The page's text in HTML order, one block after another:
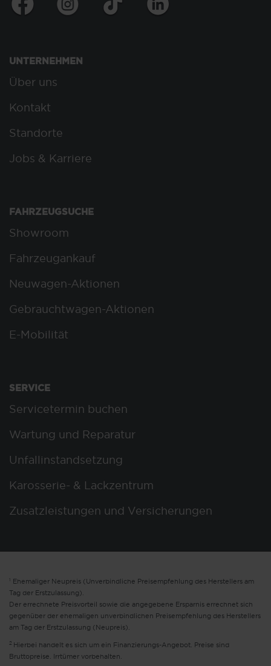
UNTERNEHMEN
Über uns
Kontakt
Standorte
Jobs & Karriere
FAHRZEUGSUCHE
Showroom
Fahrzeugankauf
Neuwagen-Aktionen
Gebrauchtwagen-Aktionen
E-Mobilität
SERVICE
Servicetermin buchen
Wartung und Reparatur
Unfallinstandsetzung
Karosserie- & Lackzentrum
Zusatzleistungen und Versicherungen
1 Ehemaliger Neupreis (Unverbindliche Preisempfehlung des Herstellers am
Tag der Erstzulassung).
Der errechnete Preisvorteil sowie die angegebene Ersparnis errechnet sich
gegenüber der ehemaligen unverbindlichen Preisempfehlung des Herstellers
am Tag der Erstzulassung (Neupreis).
2 Hierbei handelt es sich um ein Finanzierungs-Angebot. Preise sind
Bruttopreise. Irrtümer vorbehalten.